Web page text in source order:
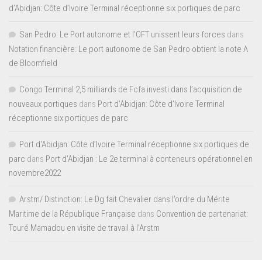
d’Abidjan: Côte d’Ivoire Terminal réceptionne six portiques de parc
San Pedro: Le Port autonome et l’OFT unissent leurs forces dans
Notation financière: Le port autonome de San Pedro obtient la note A
de Bloomfield
Congo Terminal 2,5 milliards de Fcfa investi dans l’acquisition de
nouveaux portiques dans Port d’Abidjan: Côte d’Ivoire Terminal
réceptionne six portiques de parc
Port d'Abidjan: Côte d’Ivoire Terminal réceptionne six portiques de
parc dans Port d’Abidjan : Le 2e terminal à conteneurs opérationnel en
novembre2022
Arstm/ Distinction: Le Dg fait Chevalier dans l’ordre du Mérite
Maritime de la République Française dans Convention de partenariat:
Touré Mamadou en visite de travail à l’Arstm